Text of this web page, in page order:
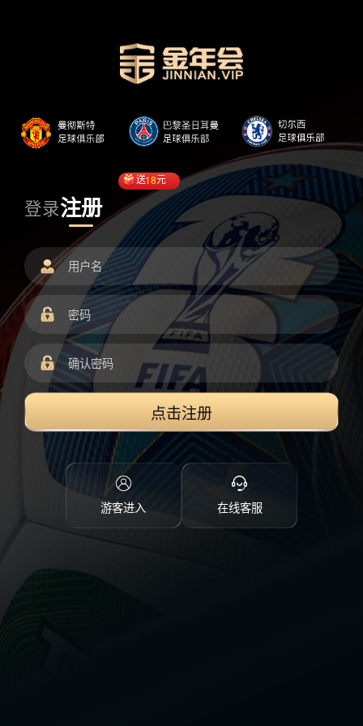
登录注册
送18元
点击注册
游客进入 在线客服